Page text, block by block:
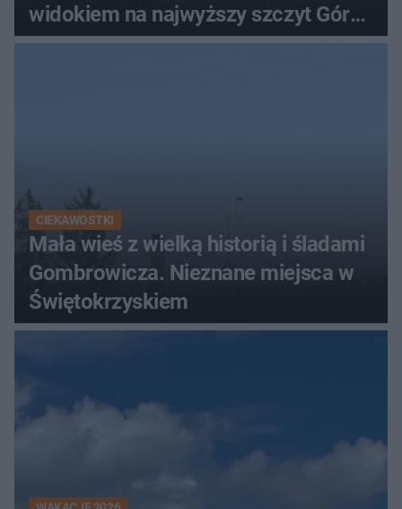
widokiem na najwyższy szczyt Gór
Świętokrzyskich
CIEKAWOSTKI
Mała wieś z wielką historią i śladami
Gombrowicza. Nieznane miejsca w
Świętokrzyskiem